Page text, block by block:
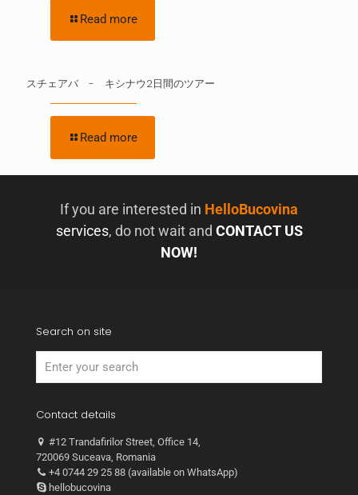
Read more
スチェアバ - キシナウ2日間のツアー
Read more
If you are interested in HelloBucovina
services, do not wait and CONTACT US
NOW!
Search on site
Contact details
#12 Trandafirilor Street, Office 14,
720069 Suceava, Romania
+4 0744 29 25 88 (available on WhatsApp)
hellobucovina